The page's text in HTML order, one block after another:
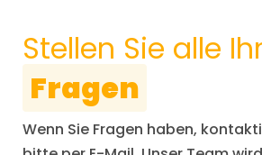
Stellen Sie alle
Fragen
Wenn Sie Fragen haben,